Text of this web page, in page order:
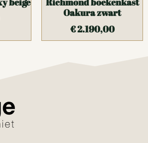
Oakura zwart
€2.190,00